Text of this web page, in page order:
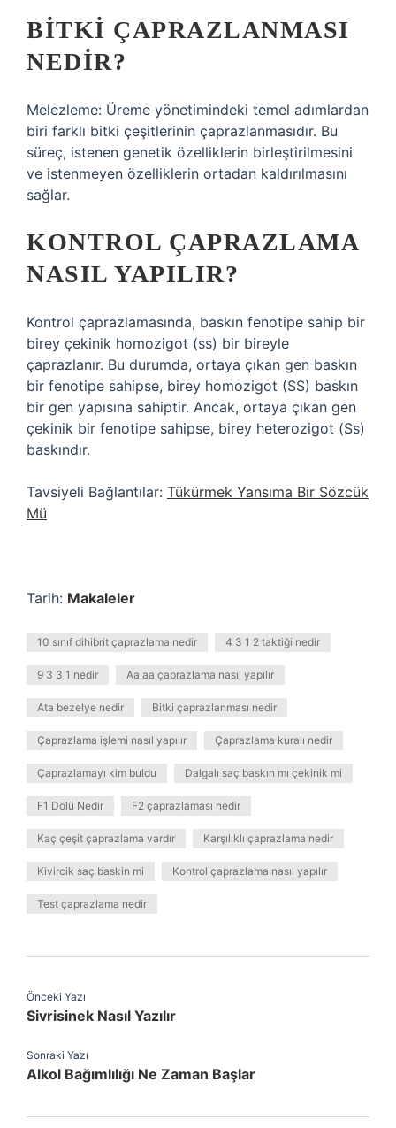
BITKI ÇAPRAZLANMASI
NEDIR?
Melezleme: Üreme yönetimindeki temel adımlardan
biri farklı bitki çeşitlerinin çaprazlanmasıdır. Bu
süreç, istenen genetik özelliklerin birleştirilmesini
ve istenmeyen özelliklerin ortadan kaldırılmasını
sağlar.
KONTROL ÇAPRAZLAMA
NASIL YAPILIR?
Kontrol çaprazlamasında, baskın fenotipe sahip bir
birey çekinik homozigot (ss) bir bireyle
çaprazlanır. Bu durumda, ortaya çıkan gen baskın
bir fenotipe sahipse, birey homozigot (SS) baskın
bir gen yapısına sahiptir. Ancak, ortaya çıkan gen
çekinik bir fenotipe sahipse, birey heterozigot (Ss)
baskındır.
Tavsiyeli Bağlantılar: Tükürmek Yansıma Bir Sözcük
Mü
Tarih: Makaleler
10 sınıf dihibrit çaprazlama nedir 4 3 1 2 taktiği nedir
9 3 3 1 nedir Aa aa çaprazlama nasıl yapılır
Ata bezelye nedir Bitki çaprazlanması nedir
Çaprazlama işlemi nasıl yapılır Çaprazlama kuralı nedir
Çaprazlamayı kim buldu Dalgalı saç baskın mı çekinik mi
F1 Dölü Nedir F2 çaprazlaması nedir
Kaç çeşit çaprazlama vardır Karşılıklı çaprazlama nedir
Kivircik saç baskin mi Kontrol çaprazlama nasıl yapılır
Test çaprazlama nedir
Önceki Yazı
Sivrisinek Nasıl Yazılır
Sonraki Yazı
Alkol Bağımlılığı Ne Zaman Başlar